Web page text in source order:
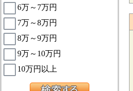
6万～7万円
7万～8万円
8万～9万円
9万～10万円
10万円以上